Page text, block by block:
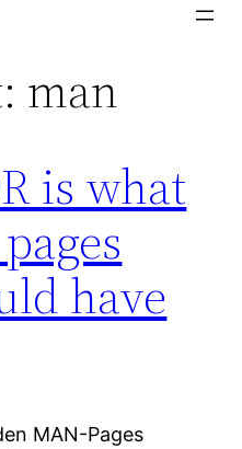
man
is what
have
MAN-Pages